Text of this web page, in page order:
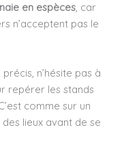
en espèces, car
n’acceptent pas le
n’hésite pas à
repérer les stands
comme sur un
lieux avant de se